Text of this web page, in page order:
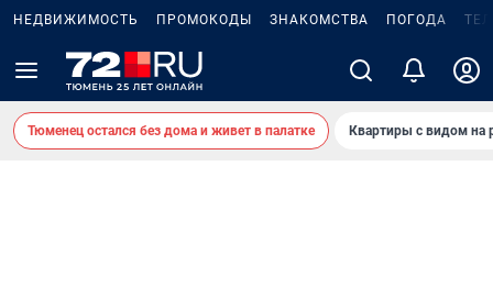
НЕДВИЖИМОСТЬ ПРОМОКОДЫ ЗНАКОМСТВА ПОГОДА
Тюменец остался без дома и живет в палатке Квартиры с видом на